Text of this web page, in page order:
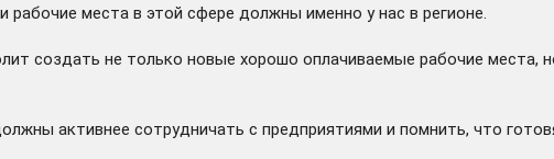
места в этой сфере должны именно у нас в регионе.
создать не только новые хорошо оплачиваемые рабочие места,
активнее сотрудничать с предприятиями и помнить, что